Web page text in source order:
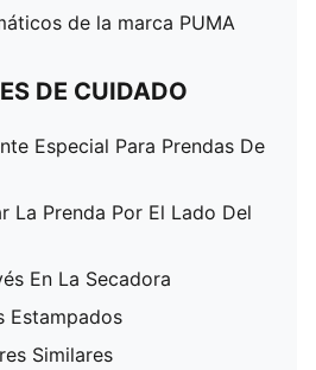
de la marca PUMA
DE CUIDADO
Especial Para Prendas De
La Prenda Por El Lado Del
En La Secadora
Estampados
Similares